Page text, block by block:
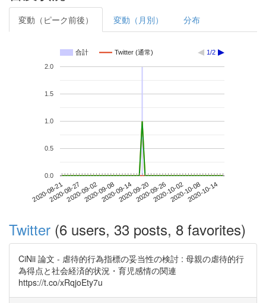
変動（ピーク前後） 変動（月別） 分布
合計 Twitter (通常) 1/2
2020-08-212020-08-272020-09-022020-09-082020-09-142020-09-202020-09-262020-10-022020-10-082020-10-14
0.0
0.5
1.0
1.5
2.0
Twitter (6 users, 33 posts, 8 favorites)
CiNii 論文 - 虐待的行為指標の妥当性の検討 : 母親の虐待的行
為得点と社会経済的状況・育児感情の関連
https://t.co/xRqjoEty7u